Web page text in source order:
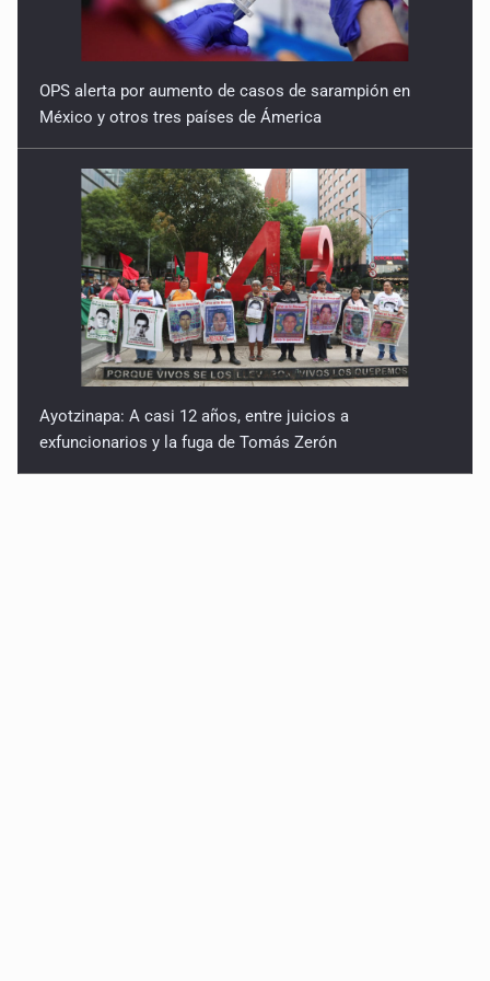
OPS alerta por aumento de casos de sarampión en
México y otros tres países de Ámerica
Ayotzinapa: A casi 12 años, entre juicios a
exfuncionarios y la fuga de Tomás Zerón